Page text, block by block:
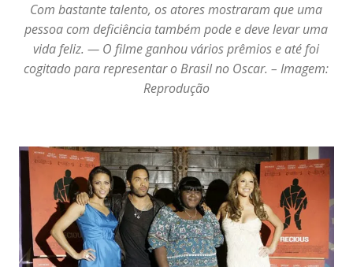
Com bastante talento, os atores mostraram que uma
pessoa com deficiência também pode e deve levar uma
vida feliz. — O filme ganhou vários prêmios e até foi
cogitado para representar o Brasil no Oscar. – Imagem:
Reprodução